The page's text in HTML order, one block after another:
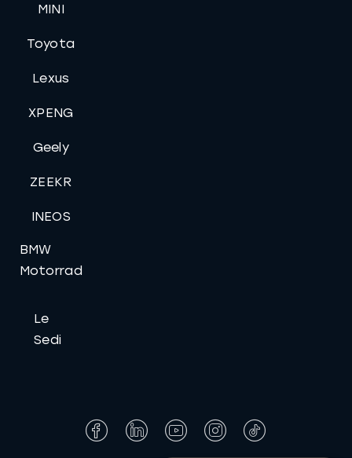
MINI
Toyota
Lexus
XPENG
Geely
ZEEKR
INEOS
BMW
Motorrad
Le
Sedi
Facebook
LinkedInYouTubeInstagram